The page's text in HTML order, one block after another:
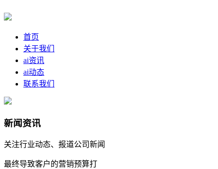
首页
关于我们
ai资讯
ai动态
联系我们
新闻资讯
关注行业动态、报道公司新闻
最终导致客户的营销预算打